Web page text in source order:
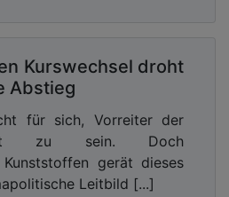
Kurswechsel droht
Abstieg
für sich, Vorreiter der
zu sein. Doch
gerät dieses
Leitbild [...]